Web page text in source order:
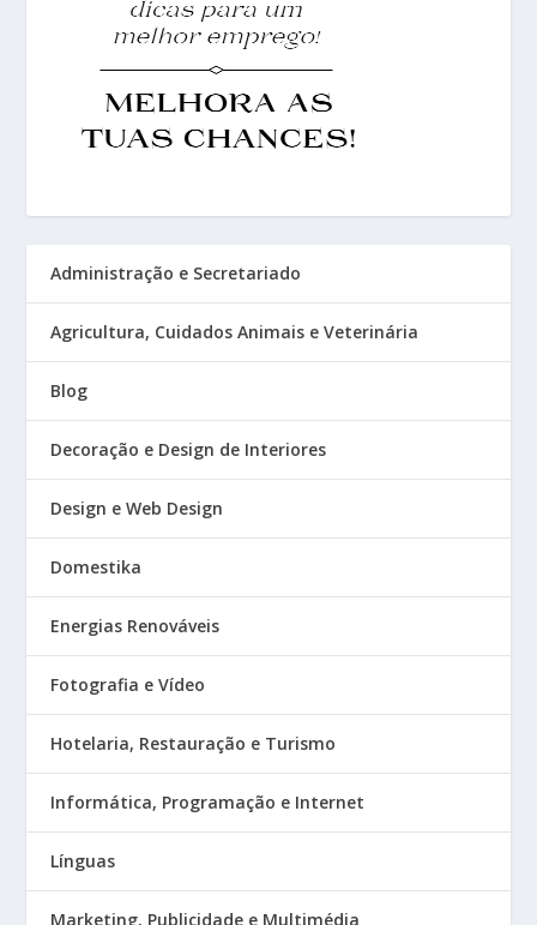
Administração e Secretariado
Agricultura, Cuidados Animais e Veterinária
Blog
Decoração e Design de Interiores
Design e Web Design
Domestika
Energias Renováveis
Fotografia e Vídeo
Hotelaria, Restauração e Turismo
Informática, Programação e Internet
Línguas
Marketing, Publicidade e Multimédia